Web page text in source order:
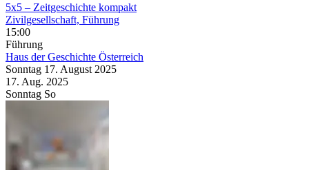
5x5 – Zeitgeschichte kompakt
Zivilgesellschaft, Führung
15:00
Führung
Haus der Geschichte Österreich
Sonntag 17. August 2025
17. Aug. 2025
Sonntag So